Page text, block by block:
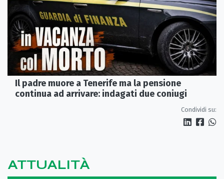
Il padre muore a Tenerife ma la pensione
continua ad arrivare: indagati due coniugi
Condividi su:
ATTUALITÀ